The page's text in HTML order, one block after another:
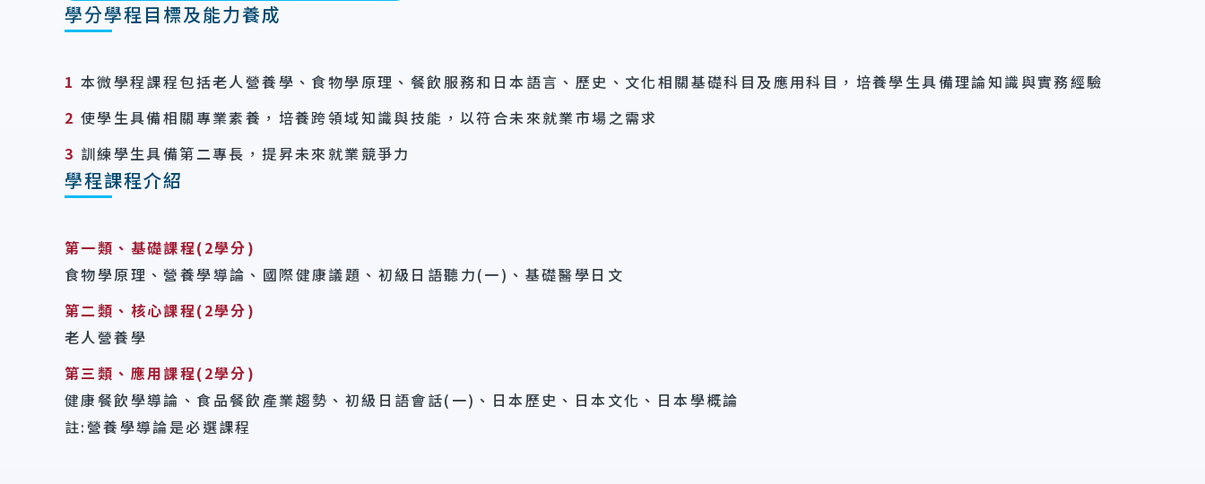
學分學程目標及能力養成
1 本微學程課程包括老人營養學、食物學原理、餐飲服務和日本語言、歷史、文化相關基礎科目及應用科目，培養學生具備理論知識與實務經驗
2 使學生具備相關專業素養，培養跨領域知識與技能，以符合未來就業市場之需求
3 訓練學生具備第二專長，提昇未來就業競爭力
學程課程介紹
第一類、基礎課程(2學分)
食物學原理、營養學導論、國際健康議題、初級日語聽力(一)、基礎醫學日文
第二類、核心課程(2學分)
老人營養學
第三類、應用課程(2學分)
健康餐飲學導論、食品餐飲產業趨勢、初級日語會話(一)、日本歷史、日本文化、日本學概論
註:營養學導論是必選課程